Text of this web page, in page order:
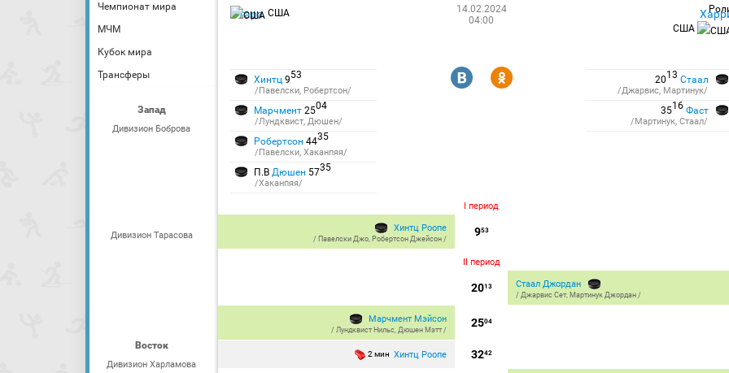
Чемпионат мира
МЧМ
Кубок мира
Трансферы
Запад
Дивизион Боброва
Дивизион Тарасова
Восток
Дивизион Харламова
США
14.02.2024
04:00
США
Хинтц 953
/Павелски, Робертсон/
Марчмент 2504
/Лундквист, Дюшен/
Робертсон 4435
/Павелски, Хаканпяя/
П.В Дюшен 5735
/Хаканпяя/
R Y 2013 Стаал
/Джарвис, Мартинук/
3516 Фаст
/Мартинук, Стаал/
I период
953
Хинтц Роопе
/ Павелски Джо, Робертсон Джейсон /
II период
2013 Стаал Джордан
/Джарвис Сет, Мартинук Джордан /
2504
Марчмент Мэйсон
/Лундквист Нильс,Дюшен Мэтт /
3242
2 мин Хинтц Роопе